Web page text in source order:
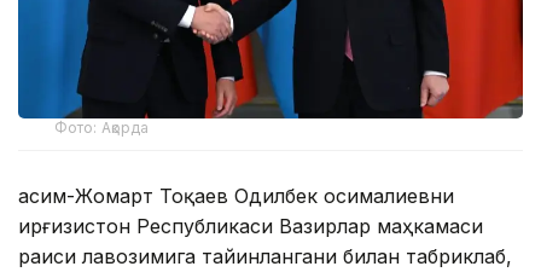
Фото: Ақорда
Қасим-Жомарт Тоқаев Одилбек Қосималиевни
Қирғизистон Республикаси Вазирлар маҳкамаси
раиси лавозимига тайинлангани билан табриклаб,